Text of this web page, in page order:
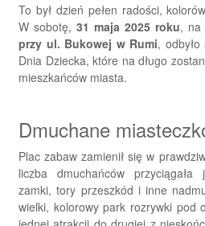
To był dzień pełen radości,
W sobotę, 31 maja 2025 roku, na
przy ul. Bukowej w Rumi,
Dnia Dziecka, które na długo
mieszkańców miasta.
Dmuchane
Plac zabaw zamienił się w
liczba dmuchańców
zamki, tory przeszkód i inne
wielki, kolorowy park rozrywki pod